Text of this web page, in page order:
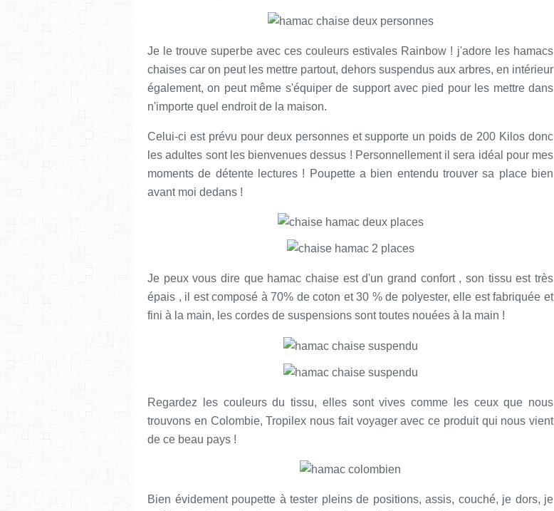
Je le trouve superbe avec ces couleurs estivales Rainbow ! j'adore les hamacs
chaises car on peut les mettre partout, dehors suspendus aux arbres, en intérieur
également, on peut même s'équiper de support avec pied pour les mettre dans
n'importe quel endroit de la maison.
Celui-ci est prévu pour deux personnes et supporte un poids de 200 Kilos donc
les adultes sont les bienvenues dessus ! Personnellement il sera idéal pour mes
moments de détente lectures ! Poupette a bien entendu trouver sa place bien
avant moi dedans !
Je peux vous dire que hamac chaise est d'un grand confort , son tissu est très
épais , il est composé à 70% de coton et 30 % de polyester, elle est fabriquée et
fini à la main, les cordes de suspensions sont toutes nouées à la main !
Regardez les couleurs du tissu, elles sont vives comme les ceux que nous
trouvons en Colombie, Tropilex nous fait voyager avec ce produit qui nous vient
de ce beau pays !
Bien évidement poupette à tester pleins de positions, assis, couché, je dors, je